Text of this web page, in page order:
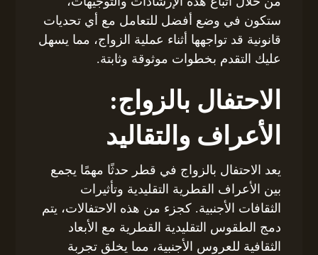
ستكون في وضع أفضل للتعامل مع أي تحديات
قانونية قد تواجهها أثناء عملية الزواج، مما يسهل
عليك التقدم بخطوات موثوقة وثابتة.
الاحتفال بالزواج:
الأعراف والتقاليد
يعد الاحتفال بالزواج في قطر حدثًا مهمًا يجمع
بين الأعراف القطرية التقليدية وتأثيرات
الثقافات الأجنبية. كجزء من هذه الاحتفالات، يتم
دمج الطقوس التقليدية القطرية مع الأبعاد
الثقافية للعروس الأجنبية، مما يخلق تجربة